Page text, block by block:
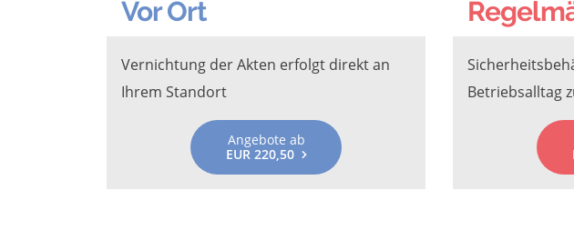
Vor Ort
Vernichtung der Akten erfolgt direkt an
Ihrem Standort
Angebote ab
EUR 220,50
Betriebsalltag